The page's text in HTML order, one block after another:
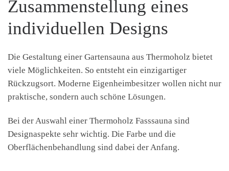
Zusammenstellung eines
individuellen Designs
Die Gestaltung einer Gartensauna aus Thermoholz bietet
viele Möglichkeiten. So entsteht ein einzigartiger
Rückzugsort. Moderne Eigenheimbesitzer wollen nicht nur
praktische, sondern auch schöne Lösungen.
Bei der Auswahl einer Thermoholz Fasssauna sind
Designaspekte sehr wichtig. Die Farbe und die
Oberflächenbehandlung sind dabei der Anfang.